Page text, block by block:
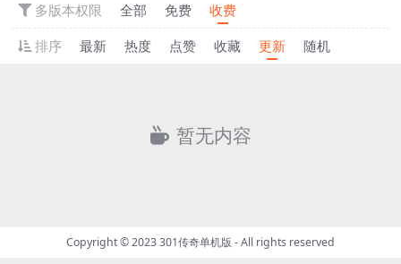
多版本权限
全部 免费
收费
排序
最新 热度 点赞 收藏 更新 随机
暂无内容
Copyright © 2023301传奇单机版 - All rights reserved